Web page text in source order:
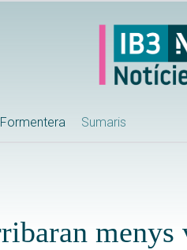
Formentera Sumaris
menys